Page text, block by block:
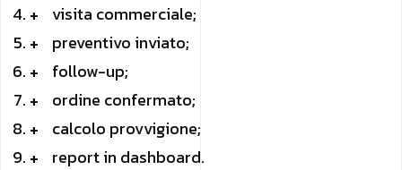
visita commerciale;
preventivo inviato;
follow-up;
ordine confermato;
calcolo provvigione;
report in dashboard.